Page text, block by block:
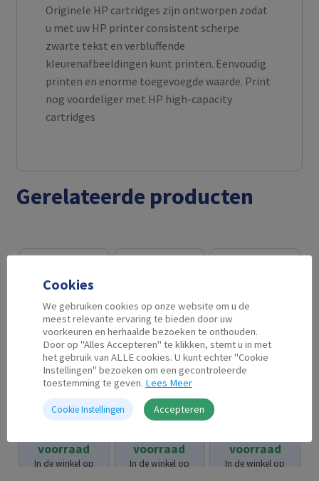
Originele HP cartridges zijn ontworpen zodat
u met uw HP printer consistent scherpe
zwarte tekst en verbluffende
kleurenafbeeldingen kunt printen. Eenvoudig
printen en enorme toegevoegde waarde. Print
nog voordeliger met HP high-capacity
cartridges
Gerelateerde producten
voorraad
In de winkel op
Kleur
voorraad
In de winkel op
HP 933 XL
Geel
voorraad
In de winkel op
Cookies
We gebruiken cookies op onze website om u de
meest relevante ervaring te bieden door uw
voorkeuren en herhaalde bezoeken te onthouden.
Door op "Alles Accepteren" te klikken, stemt u in met
het gebruik van ALLE cookies. U kunt echter "Cookie
Instellingen" bezoeken om een gecontroleerde
toestemming te geven. Lees Meer
Cookie Instellingen Accepteren